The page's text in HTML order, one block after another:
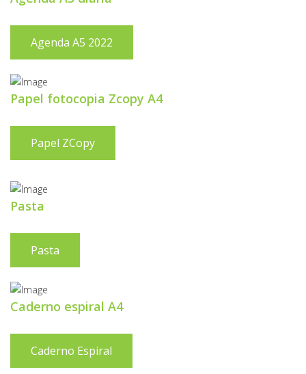
Agenda A5 2022
Papel fotocopia Zcopy A4
Papel ZCopy
Pasta
Pasta
Caderno espiral A4
Caderno Espiral